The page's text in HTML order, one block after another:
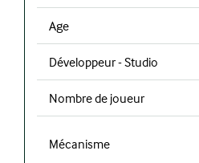
Age
Développeur - Studio
Nombre de joueur
Mécanisme